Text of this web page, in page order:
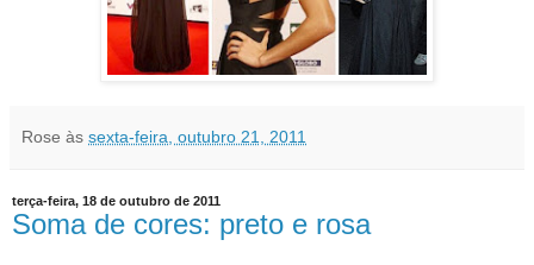
Rose às sexta-feira, outubro 21, 2011
terça-feira, 18 de outubro de 2011
Soma de cores: preto e rosa